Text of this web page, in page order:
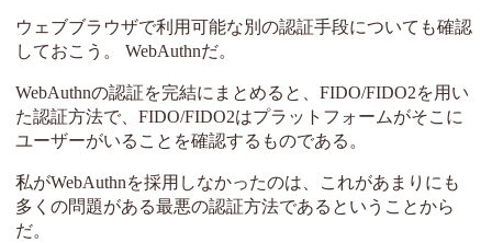
ウェブブラウザで利用可能な別の認証手段についても確認
しておこう。 WebAuthnだ。
WebAuthnの認証を完結にまとめると、FIDO/FIDO2を用い
た認証方法で、FIDO/FIDO2はプラットフォームがそこに
ユーザーがいることを確認するものである。
私がWebAuthnを採用しなかったのは、これがあまりにも
多くの問題がある最悪の認証方法であるということから
だ。